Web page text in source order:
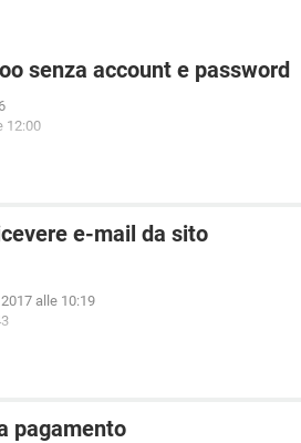
senza account e password
12:00
e-mail da sito
alle 10:19
pagamento